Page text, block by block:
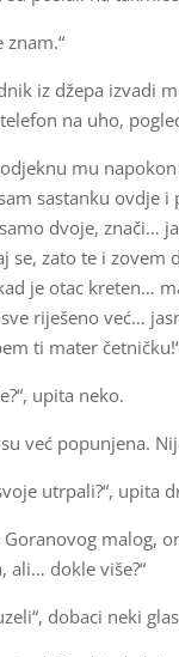
znam.“
iz džepa izvadi
na uho,
odjeknu mu
sastanku ovdje
dvoje, znači…
se, zato te i
je otac kreten…
riješeno već…
ti mater
upita neko.
već popunjena.
svoje utrpali?“, upita
Goranovog malog,
ali… dokle više?“
dobaci neki